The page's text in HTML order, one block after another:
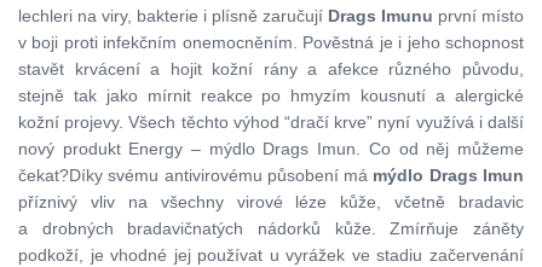
lechleri na viry, bakterie i plísně zaručují Drags Imunu první místo
v boji proti infekčním onemocněním. Pověstná je i jeho schopnost
stavět krvácení a hojit kožní rány a afekce různého původu,
stejně tak jako mírnit reakce po hmyzím kousnutí a alergické
kožní projevy. Všech těchto výhod “dračí krve” nyní využívá i další
nový produkt Energy – mýdlo Drags Imun. Co od něj můžeme
čekat?Díky svému antivirovému působení má mýdlo Drags Imun
příznivý vliv na všechny virové léze kůže
včetně bradavic
a drobných bradavičnatých nádorků kůže. Zmírňuje záněty
podkoží, je vhodné jej používat u vyrážek ve stadiu začervenání